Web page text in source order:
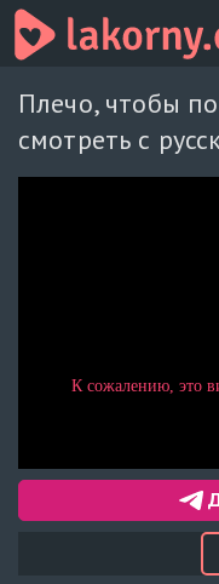
Плечо, чтобы
смотреть с